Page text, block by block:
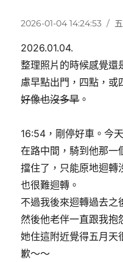
2026.01.04.
整理照片的時候感覺還
慮早點出門，四點，或
好像也沒多早。
16:54，剛停好車。今
在路中間，騎到他那一
擋住了，只能原地迴轉
也很難迴轉。
不過我後來迴轉過去之
然後他老伴一直跟我抱
她住這附近覺得五月
歉～～
發
日
期:
2026-01-04 14:24:53
分